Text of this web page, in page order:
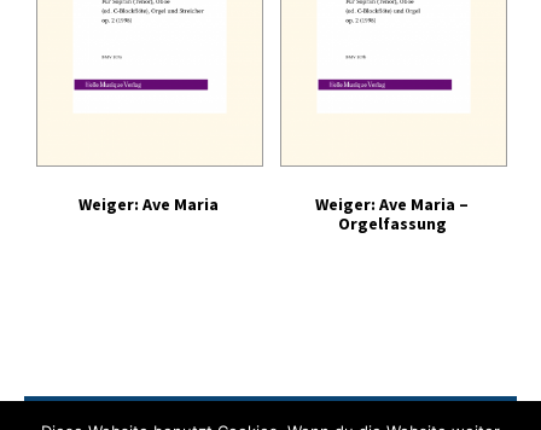
Weiger: Ave Maria
Weiger: Ave Maria –
Orgelfassung